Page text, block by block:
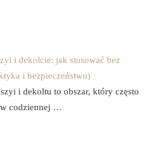
i dekolcie: jak stosować bez
i bezpieczeństwo)
i dekoltu to obszar, który często
codziennej …